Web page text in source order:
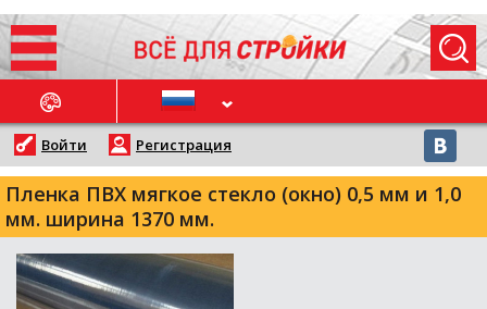
НОВОСТИ
Войти Регистрация
Пленка ПВХ мягкое стекло (окно) 0,5 мм и 1,0
мм. ширина 1370 мм.